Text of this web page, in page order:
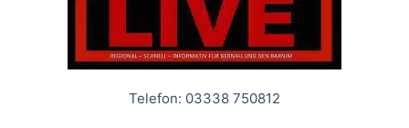
Telefon: 03338 750812